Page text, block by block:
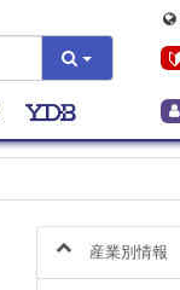
産業別情報